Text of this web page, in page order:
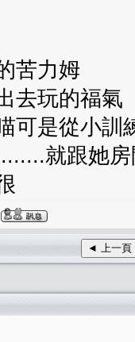
苦力姆
去玩的福氣
可是從小訓
就跟她
◄ 上一頁